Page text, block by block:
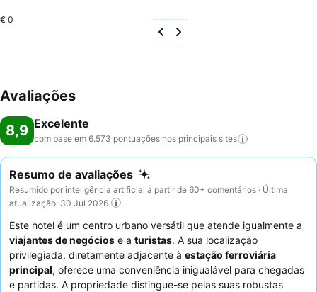
€ 0
Avaliações
8,9 Excelente
com base em 6.573 pontuações nos principais sites
Resumo de avaliações
Resumido por inteligência artificial a partir de 60+ comentários · Última
atualização: 30 Jul 2026
Este hotel é um centro urbano versátil que atende igualmente a
viajantes de negócios e a turistas. A sua localização
privilegiada, diretamente adjacente à estação ferroviária
principal, oferece uma conveniência inigualável para chegadas
e partidas. A propriedade distingue-se pelas suas robustas